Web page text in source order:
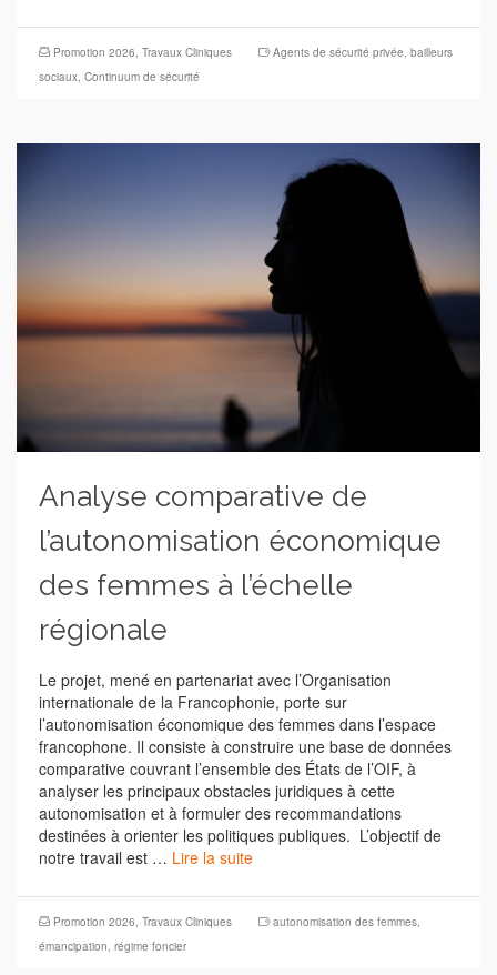
Promotion 2026 Travaux Cliniques Agents de sécurité privée bailleurs
sociaux Continuum de sécurité
Analyse comparative de
l’autonomisation économique
des femmes à l’échelle
régionale
Le projet, mené en partenariat avec l’Organisation
internationale de la Francophonie, porte sur
l’autonomisation économique des femmes dans l’espace
francophone. Il consiste à construire une base de données
comparative couvrant l’ensemble des États de l’OIF, à
analyser les principaux obstacles juridiques à cette
autonomisation et à formuler des recommandations
destinées à orienter les politiques publiques. L’objectif de
notre travail est … Lire la suite
Promotion 2026, Travaux Cliniques autonomisation des femmes,
émancipation, régime foncier